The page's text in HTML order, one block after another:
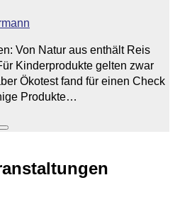
Von Natur aus enthält Reis
Kinderprodukte gelten zwar
Ökotest fand für einen Check
Produkte…